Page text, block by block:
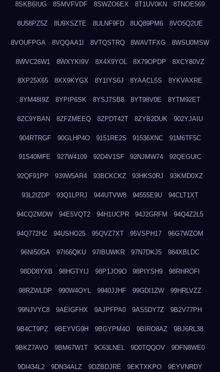
8SKB6IUG 8SMVFVDF 8SWZO6EX 8T1UV0KN 8TNOE569
8U58PZ5Z 8U9XSZTE 8ULNF9FD 8UQ89PM6 8VO5Q2UE
8VOUFPGA 8VQQAA1I 8VTQSTRQ 8WAVTFXG 8WSU0MSW
8WVC26W1 8WXYKI9V 8X4X9YOL 8X79OPDP 8XCY80VZ
8XP25X65 8XX9KYGX 8Y1IYS6J 8YAACL5S 8YKVAXRE
8YM48I9Z 8YPIP6SK 8YSJ7SB8 8YT98V0E 8YTM92ET
8ZC9YBAN 8ZFZMEEQ 8ZPDT42T 8ZYB2DUK 902YJAIU
904RTRGF 90GLHP4O 9151RE2S 91536XNC 91M6TF5C
91S40MFE 927W4109 92D4V1SF 92NJMW74 92QEGUIC
92QF91PP 939W5AR4 93BCKCKZ 93HKS0RJ 93KMD0XZ
93L2IZDP 93Q1LPRJ 944UTVW8 94555E9U 94CLT1XT
94CQZMDW 94E5VQT2 94H1UCPR 94J2GRFM 94Q4Z2L5
94Q772HZ 94USHO25 95QVZ7XT 95VSPH17 96G7WZOM
96NI50GA 97I66QKU 97IBUWKR 97N7DKJ5 984XBLDC
98DD8YXB 98HGTYIJ 98P1JO9O 98PIYSH9 98RHROFI
98RZWLDP 990W4OYL 9940JJHF 99GDI1ZW 99HRLVZZ
99NJVYC8 9AEIGFHX 9AJPFPA0 9AS5DY7Z 9B2V77PH
9B4CT9PZ 9BEYVG9H 9BGYPM4O 9BIRO8AZ 9BJ6RL38
9BKZ7AVO 9BM67W1T 9C63LNEL 9D0TQQOV 9DFN8WE0
9DI434L2 9DN34ALZ 9DZBDJRE 9EKTXKPO 9EYVNRDY